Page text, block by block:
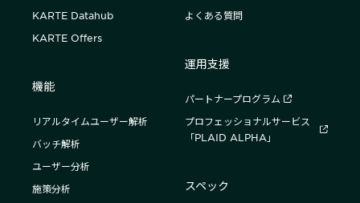
KARTE Datahub
KARTE Offers
機能
リアルタイムユーザー解析
バッチ解析
ユーザー分析
施策分析
よくある質問
運用支援
パートナープログラム
プロフェッショナルサービス
「PLAID ALPHA」
スペック